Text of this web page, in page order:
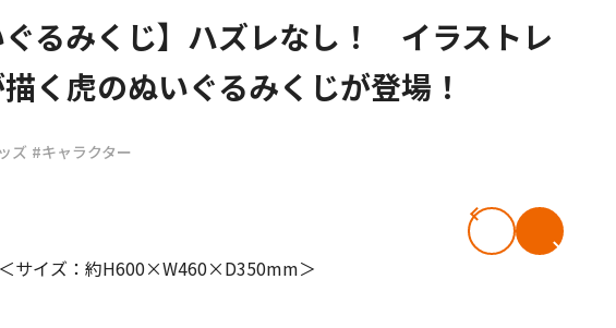
#共働
ぐるみくじ】ハズレなし！ イラストレ
く虎のぬいぐるみくじが登場！
ズ #キャラクター